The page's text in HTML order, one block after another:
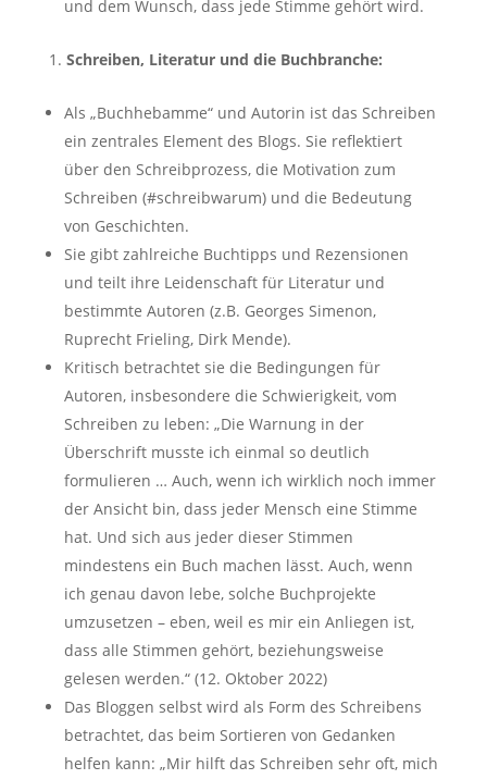
und dem Wunsch, dass jede Stimme gehört wird.
Schreiben, Literatur und die Buchbranche:
Als „Buchhebamme“ und Autorin ist das Schreiben
ein zentrales Element des Blogs. Sie reflektiert
über den Schreibprozess, die Motivation zum
Schreiben (#schreibwarum) und die Bedeutung
von Geschichten.
Sie gibt zahlreiche Buchtipps und Rezensionen
und teilt ihre Leidenschaft für Literatur und
bestimmte Autoren (z.B. Georges Simenon,
Ruprecht Frieling, Dirk Mende).
Kritisch betrachtet sie die Bedingungen für
Autoren, insbesondere die Schwierigkeit, vom
Schreiben zu leben: „Die Warnung in der
Überschrift musste ich einmal so deutlich
formulieren … Auch, wenn ich wirklich noch immer
der Ansicht bin, dass jeder Mensch eine Stimme
hat. Und sich aus jeder dieser Stimmen
mindestens ein Buch machen lässt. Auch, wenn
ich genau davon lebe, solche Buchprojekte
umzusetzen – eben, weil es mir ein Anliegen ist,
dass alle Stimmen gehört, beziehungsweise
gelesen werden.“ (12. Oktober 2022)
Das Bloggen selbst wird als Form des Schreibens
betrachtet, das beim Sortieren von Gedanken
helfen kann: „Mir hilft das Schreiben sehr oft, mich